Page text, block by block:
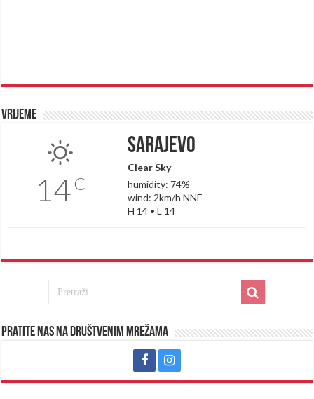
Vrijeme
14C
Sarajevo
Clear Sky
humidity: 74%
wind: 2km/h NNE
H 14 • L 14
Pratite nas na društvenim mrežama